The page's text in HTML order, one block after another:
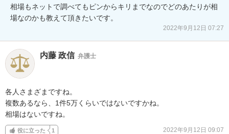
相場もネットで調べてもピンからキリまでなのでどのあたりが相
場なのかも教えて頂きたいです。
2022年9月12日 07:27
内藤 政信 弁護士
各人さまざまですね。
複数あるなら、1件5万くらいではないですかね。
相場はないですね。
役に立った 1 2022年9月12日 09:07